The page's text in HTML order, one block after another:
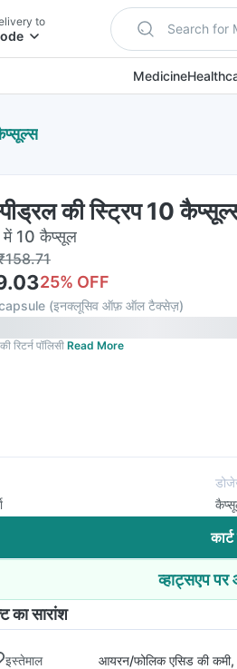
to Search for
Medicine
की स्ट्रिप 10
में 10 कैप्सूल
158.71
25% OFF
(इनक्लूसिव ऑफ़ ऑल टैक्सेज़)
रिटर्न पॉलिसीRead More
व्हाट्सएप पर
का सारांश
इस्तेमाल आयरन/फोलिक एसिड की कमी,